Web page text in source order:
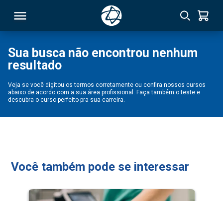
Sua busca não encontrou nenhum
resultado
Veja se você digitou os termos corretamente ou confira nossos cursos
abaixo de acordo com a sua área profissional. Faça também o teste e
descubra o curso perfeito pra sua carreira.
Você também pode se interessar